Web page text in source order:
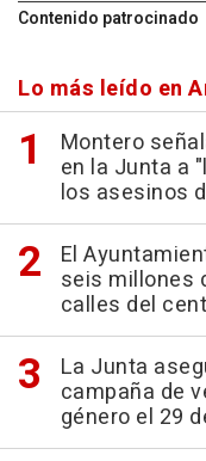
Contenido patrocinado
Lo más leído en
Montero
en la Junta a
los asesinos
El
seis millones
calles del
La Junta
campaña de
género el 29